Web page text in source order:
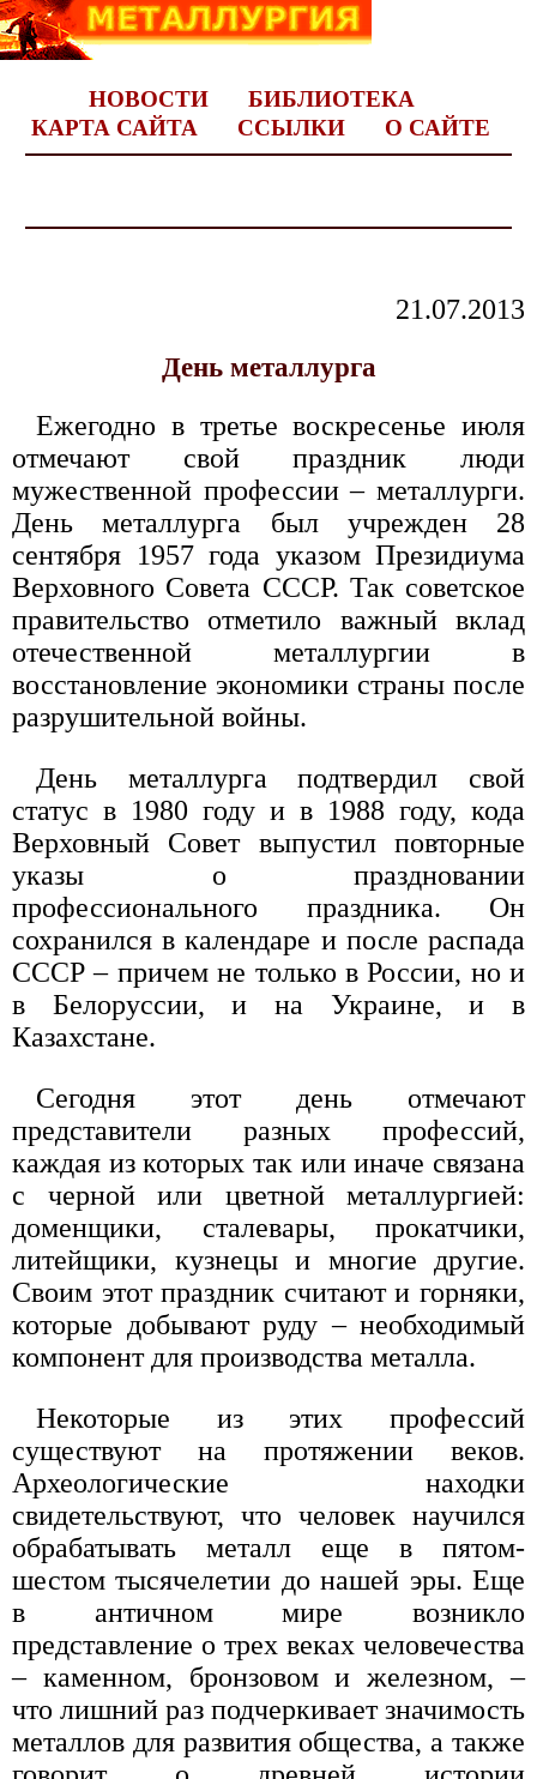
НОВОСТИ
БИБЛИОТЕКА
КАРТА САЙТА
ССЫЛКИ О САЙТЕ
21.07.2013
День металлурга
Ежегодно в третье воскресенье июля
отмечают свой праздник люди
мужественной профессии – металлурги.
День металлурга был учрежден 28
сентября 1957 года указом Президиума
Верховного Совета СССР. Так советское
правительство отметило важный вклад
отечественной металлургии в
восстановление экономики страны после
разрушительной войны.
День металлурга подтвердил свой
статус в 1980 году и в 1988 году, кода
Верховный Совет выпустил повторные
указы о праздновании
профессионального праздника. Он
сохранился в календаре и после распада
СССР – причем не только в России, но и
в Белоруссии, и на Украине, и в
Казахстане.
Сегодня этот день отмечают
представители разных профессий,
каждая из которых так или иначе связана
с черной или цветной металлургией:
доменщики, сталевары, прокатчики,
литейщики, кузнецы и многие другие.
Своим этот праздник считают и горняки,
которые добывают руду – необходимый
компонент для производства металла.
Некоторые из этих профессий
существуют на протяжении веков.
Археологические находки
свидетельствуют, что человек научился
обрабатывать металл еще в пятом-
шестом тысячелетии до нашей эры. Еще
в античном мире возникло
представление о трех веках человечества
– каменном, бронзовом и железном, –
что лишний раз подчеркивает значимость
металлов для развития общества, а также